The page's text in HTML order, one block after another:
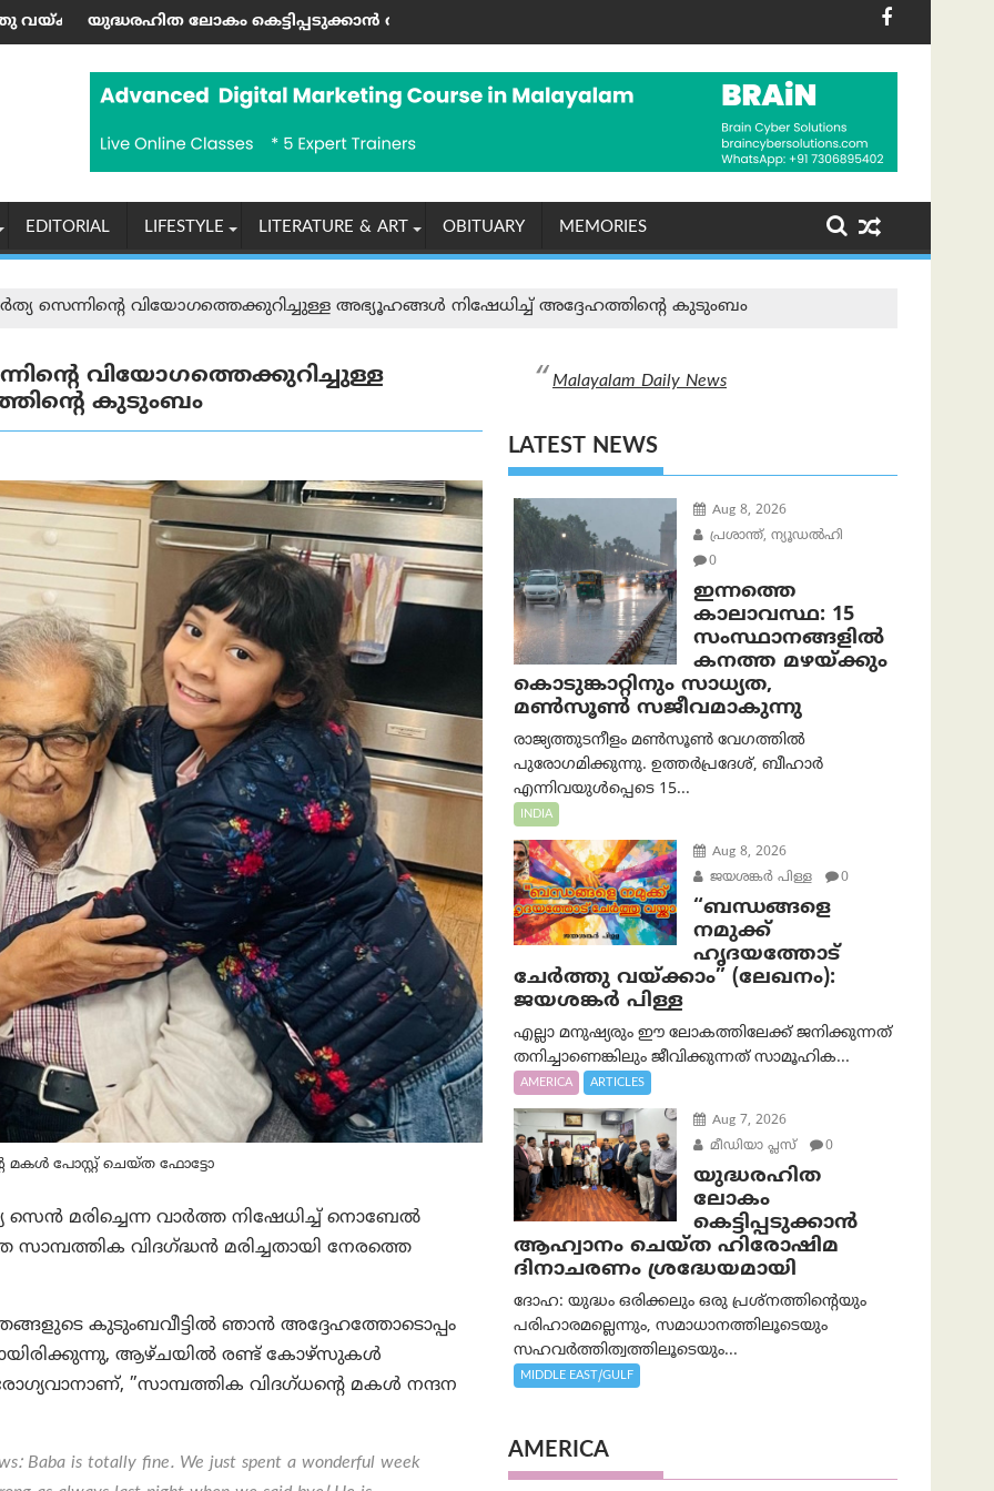
പിള്ള
കെട്ടിപ്പടുക്കാന്‍ ആഹ്വാനം ചെയ്ത ഹിരോഷിമ ദിനാചരണം ശ്രദ്ധേയമായി
യൂണിയൻ കോപ് ശാഖയിൽ ഷോപ് ചെയ്തയാൾക്ക് അപ്പാർട്ട്മെന്റ് സമ്മാനം
പരമ്പരാഗത
EDITORIAL LIFESTYLE LITERATURE & ART OBITUARY MEMORIES
സെന്നിന്റെ വിയോഗത്തെക്കുറിച്ചുള്ള അഭ്യൂഹങ്ങൾ നിഷേധിച്ച് അദ്ദേഹത്തിന്റെ കുടുംബം
വിയോഗത്തെക്കുറിച്ചുള്ള
കുടുംബം
മകൾ പോസ്റ്റ് ചെയ്ത ഫോട്ടോ
മരിച്ചെന്ന വാർത്ത നിഷേധിച്ച് നൊബേൽ
വിദഗ്‌ദ്ധൻ മരിച്ചതായി നേരത്തെ
കുടുംബവീട്ടിൽ ഞാൻ അദ്ദേഹത്തോടൊപ്പം
ആഴ്ചയിൽ രണ്ട് കോഴ്‌സുകൾ
”സാമ്പത്തിക വിദഗ്ധന്റെ മകൾ നന്ദന
Baba is totally fine. We just spent a wonderful week
Malayalam Daily News
LATEST NEWS
Aug 8, 2026
പ്രശാന്ത്, ന്യൂഡല്‍ഹി
0
ഇന്നത്തെ
കാലാവസ്ഥ: 15
സംസ്ഥാനങ്ങളിൽ
കനത്ത മഴയ്ക്കും
കൊടുങ്കാറ്റിനും സാധ്യത,
മൺസൂൺ സജീവമാകുന്നു
രാജ്യത്തുടനീളം മൺസൂൺ വേഗത്തിൽ
പുരോഗമിക്കുന്നു. ഉത്തർപ്രദേശ്, ബീഹാർ
എന്നിവയുൾപ്പെടെ 15...
INDIA
Aug 8, 2026
ജയശങ്കര്‍ പിള്ള
0
“ബന്ധങ്ങളെ
നമുക്ക്
ഹൃദയത്തോട്
ചേർത്തു വയ്ക്കാം” (ലേഖനം):
ജയശങ്കര്‍ പിള്ള
എല്ലാ മനുഷ്യരും ഈ ലോകത്തിലേക്ക് ജനിക്കുന്നത്
തനിച്ചാണെങ്കിലും ജീവിക്കുന്നത് സാമൂഹിക...
AMERICA ARTICLES
Aug 7, 2026
മീഡിയാ പ്ലസ്
0
യുദ്ധരഹിത
ലോകം
കെട്ടിപ്പടുക്കാന്‍
ആഹ്വാനം ചെയ്ത ഹിരോഷിമ
ദിനാചരണം ശ്രദ്ധേയമായി
ദോഹ: യുദ്ധം ഒരിക്കലും ഒരു പ്രശ്‌നത്തിന്റെയും
പരിഹാരമല്ലെന്നും, സമാധാനത്തിലൂടെയും
സഹവര്‍ത്തിത്വത്തിലൂടെയും...
MIDDLE EAST/GULF
AMERICA